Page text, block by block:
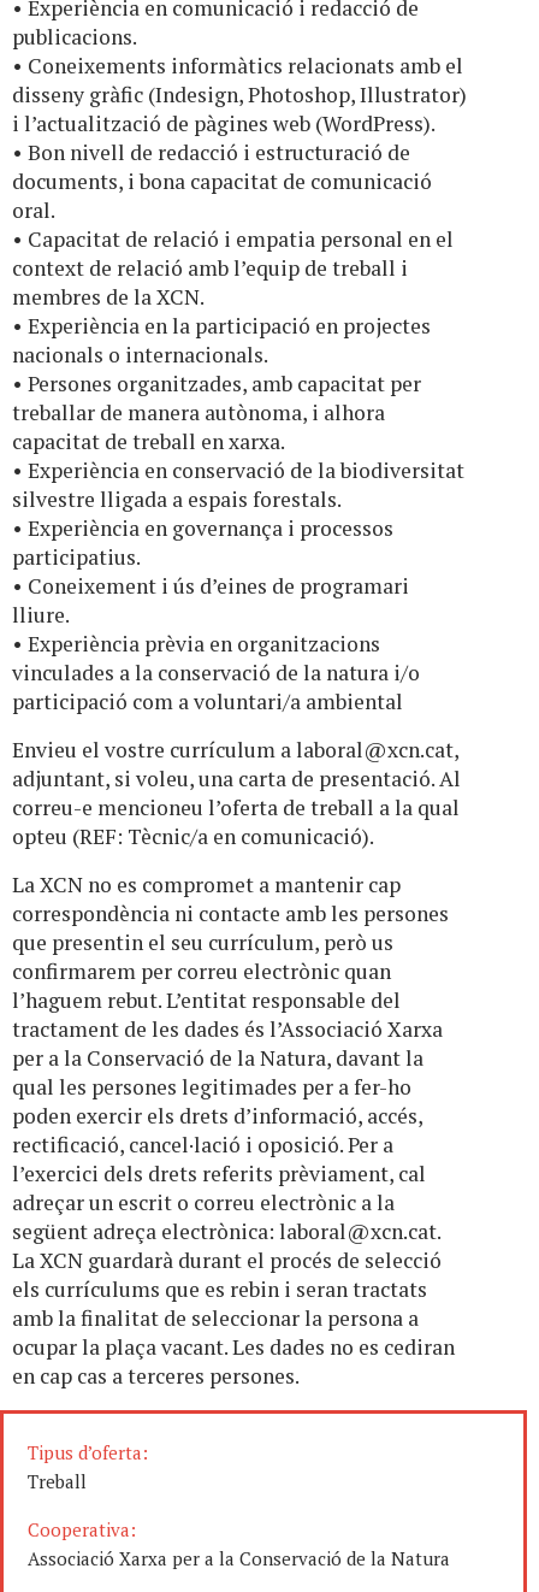
• Experiència en comunicació i redacció de
publicacions.
• Coneixements informàtics relacionats amb el
disseny gràfic (Indesign, Photoshop, Illustrator)
i l’actualització de pàgines web (WordPress).
• Bon nivell de redacció i estructuració de
documents, i bona capacitat de comunicació
oral.
• Capacitat de relació i empatia personal en el
context de relació amb l’equip de treball i
membres de la XCN.
• Experiència en la participació en projectes
nacionals o internacionals.
• Persones organitzades, amb capacitat per
treballar de manera autònoma, i alhora
capacitat de treball en xarxa.
• Experiència en conservació de la biodiversitat
silvestre lligada a espais forestals.
• Experiència en governança i processos
participatius.
• Coneixement i ús d’eines de programari
lliure.
• Experiència prèvia en organitzacions
vinculades a la conservació de la natura i/o
participació com a voluntari/a ambiental
Envieu el vostre currículum a laboral@xcn.cat,
adjuntant, si voleu, una carta de presentació. Al
correu-e mencioneu l’oferta de treball a la qual
opteu (REF: Tècnic/a en comunicació).
La XCN no es compromet a mantenir cap
correspondència ni contacte amb les persones
que presentin el seu currículum, però us
confirmarem per correu electrònic quan
l’haguem rebut. L’entitat responsable del
tractament de les dades és l’Associació Xarxa
per a la Conservació de la Natura, davant la
qual les persones legitimades per a fer-ho
poden exercir els drets d’informació, accés,
rectificació, cancel·lació i oposició. Per a
l’exercici dels drets referits prèviament, cal
adreçar un escrit o correu electrònic a la
següent adreça electrònica: laboral@xcn.cat.
La XCN guardarà durant el procés de selecció
els currículums que es rebin i seran tractats
amb la finalitat de seleccionar la persona a
ocupar la plaça vacant. Les dades no es cediran
en cap cas a terceres persones.
Tipus d’oferta:
Treball
Cooperativa:
Associació Xarxa per a la Conservació de la Natura